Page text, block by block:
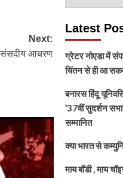
Next:
आचरण
Latest
ग्रेटर नोएडा में
चिंतन से ही आ
बनारस हिंदू
’37वीं सुदर्शन
सम्मानित
क्या भारत से
माय बॉडी , माय